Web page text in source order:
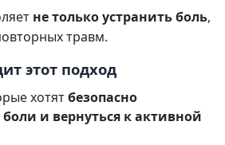
не только устранить боль,
травм.
этот подход
хотятбезопасно
боли и вернуться к активной